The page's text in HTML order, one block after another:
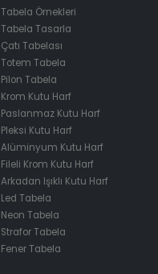
Tabela Örnekleri
Tabela Tasarla
Çatı Tabelası
Totem Tabela
Pilon Tabela
Krom Kutu Harf
Paslanmaz Kutu Harf
Pleksi Kutu Harf
Alüminyum Kutu Harf
Fileli Krom Kutu Harf
Arkadan Işıklı Kutu Harf
Led Tabela
Neon Tabela
Strafor Tabela
Fener Tabela